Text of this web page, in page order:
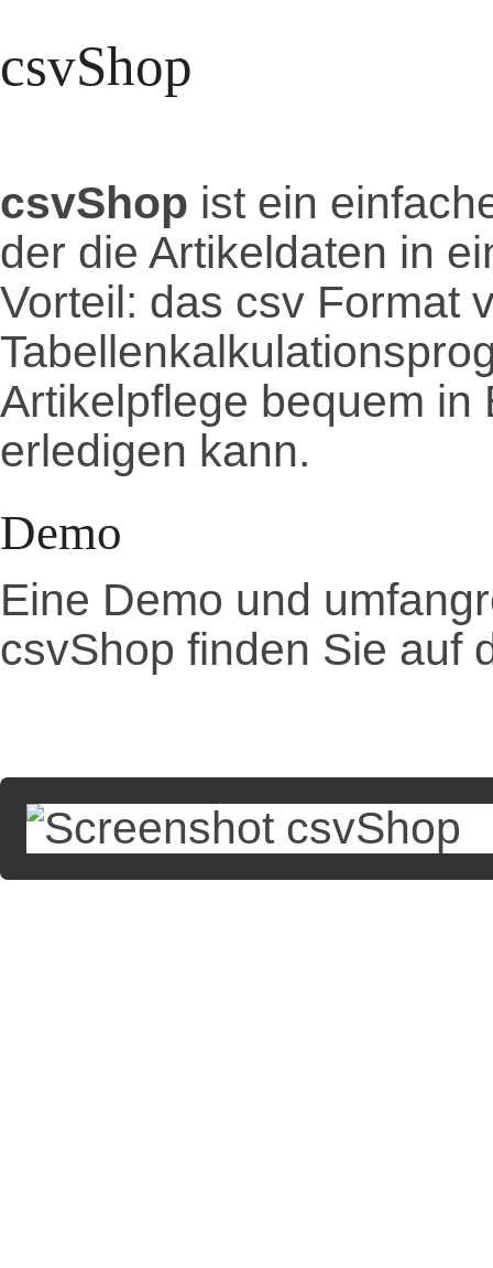
csvShop
csvShop ist ein
der die Artikeldaten in
Vorteil: das csv Format
Artikelpflege bequem in
erledigen kann.
Demo
Eine Demo und
csvShop finden Sie auf